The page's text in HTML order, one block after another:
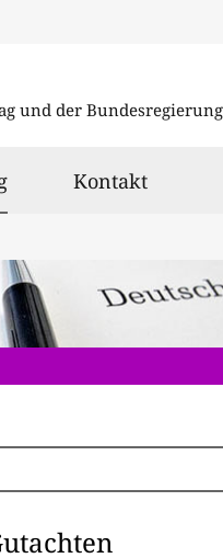
und der Bundesregierung
ausgewählt
Kontakt